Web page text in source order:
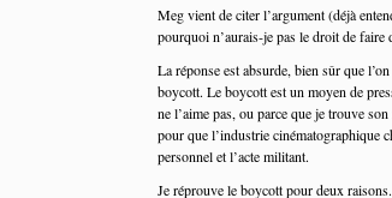
Meg vient de citer l’argument (déjà
pourquoi n’aurais-je pas le droit de faire
La réponse est absurde, bien sûr que
boycott. Le boycott est un moyen de
ne l’aime pas, ou parce que je trouve
pour que l’industrie cinématographique
personnel et l’acte militant.
Je réprouve le boycott pour deux